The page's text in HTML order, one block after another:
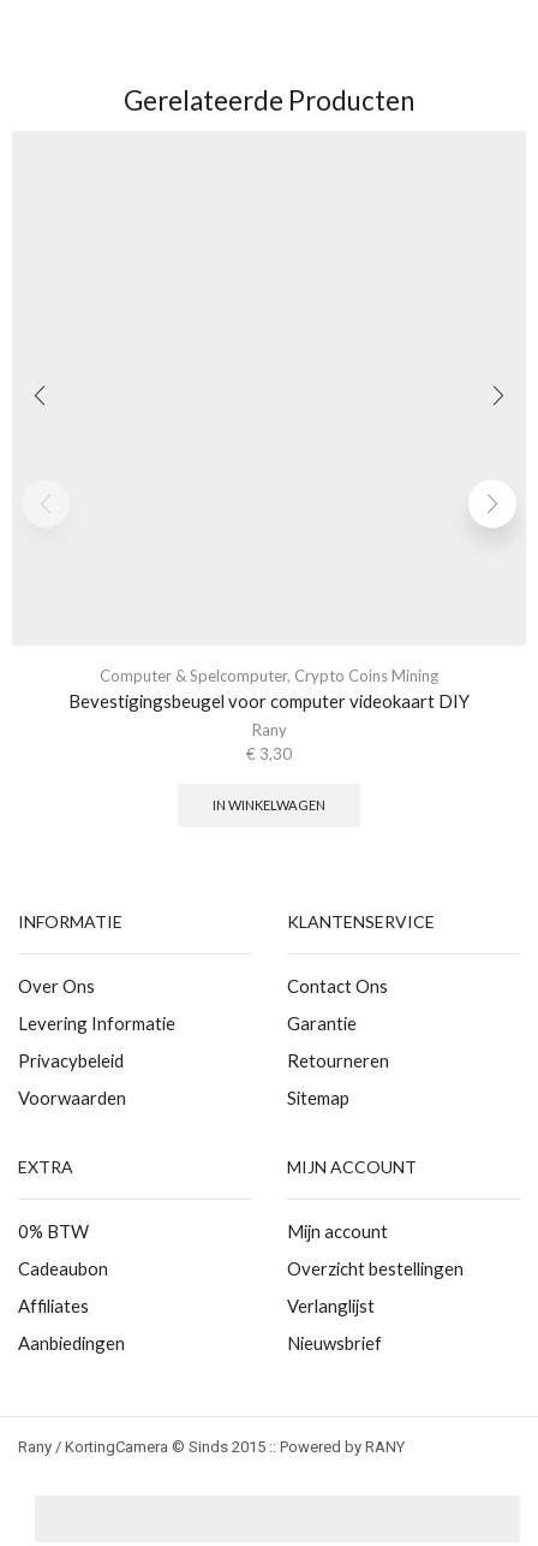
Gerelateerde Producten
Computer & Spelcomputer, Crypto Coins Mining
Bevestigingsbeugel voor computer videokaart DIY
Rany
€ 3,30
IN WINKELWAGEN
INFORMATIE
Over Ons
Levering Informatie
Privacybeleid
Voorwaarden
KLANTENSERVICE
Contact Ons
Garantie
Retourneren
Sitemap
EXTRA
0% BTW
Cadeaubon
Affiliates
Aanbiedingen
MIJN ACCOUNT
Mijn account
Overzicht bestellingen
Verlanglijst
Nieuwsbrief
Rany / KortingCamera © Sinds 2015 :: Powered by RANY